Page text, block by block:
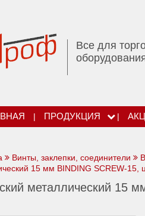
Все для
| ПРОДУКЦИЯ |
Винты, заклепки, соединители
15 мм BINDING SCREW-15,
металлический 15